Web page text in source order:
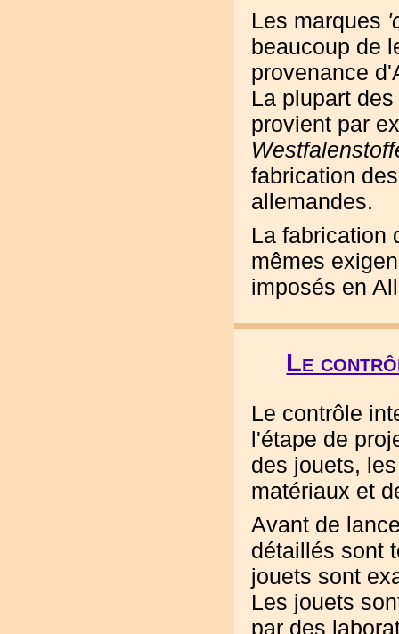
Les marques
beaucoup de
provenance
La plupart
provient par
fabrication
allemandes.
La fabrication
mêmes
imposés en
Le
Le contrôle
l'étape de
des jouets,
matériaux et
Avant de
détaillés sont
jouets sont
Les jouets
par des